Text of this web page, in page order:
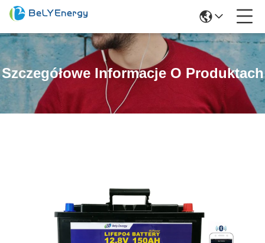
Szczegółowe Informacje O Produktach